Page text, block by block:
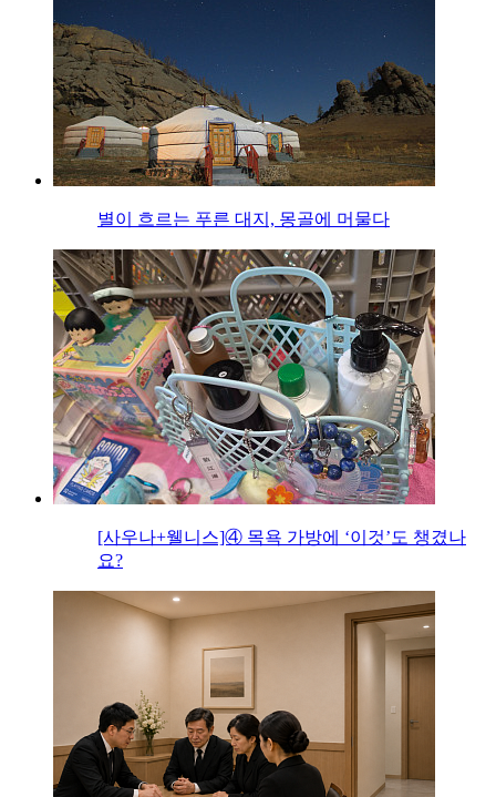
별이 흐르는 푸른 대지, 몽골에 머물다
[사우나+웰니스]④ 목욕 가방에 ‘이것’도 챙겼나
요?